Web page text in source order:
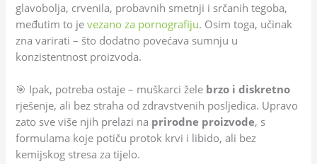
glavobolja, crvenila, probavnih smetnji i srčanih tegoba,
međutim to jevezano za pornografiju. Osim toga, učinak
zna varirati – što dodatno povećava sumnju u
konzistentnost proizvoda.
🎯 Ipak, potreba ostaje – muškarci žele brzo i diskretno
rješenje, ali bez straha od zdravstvenih posljedica. Upravo
zato sve više njih prelazi na prirodne proizvode, s
formulama koje potiču protok krvi i libido, ali bez
kemijskog stresa za tijelo.